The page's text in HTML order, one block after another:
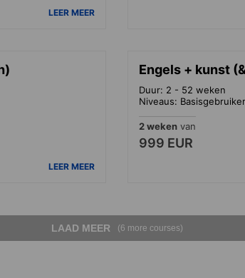
LEER MEER
LEER MEER
Engels + kunst
Duur: 2 - 52 weken
Niveaus:
2 weken van
999 EUR
LAAD MEER (6 more courses)